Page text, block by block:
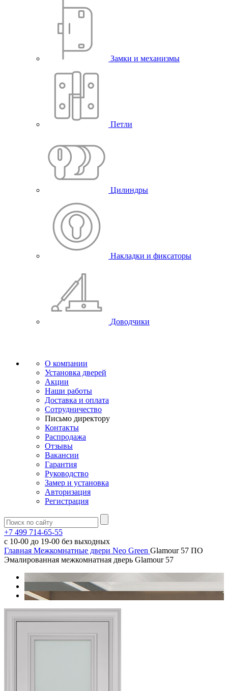
Замки и механизмы
Петли
Цилиндры
Накладки и фиксаторы
Доводчики
О компании
Установка дверей
Акции
Наши работы
Доставка и оплата
Сотрудничество
Письмо директору
Контакты
Распродажа
Отзывы
Вакансии
Гарантия
Руководство
Замер и установка
Авторизация
Регистрация
+7 499 714-65-55
с 10-00 до 19-00 без выходных
Главная Межкомнатные двери Neo Green Glamour 57 ПО
Эмалированная межкомнатная дверь Glamour 57